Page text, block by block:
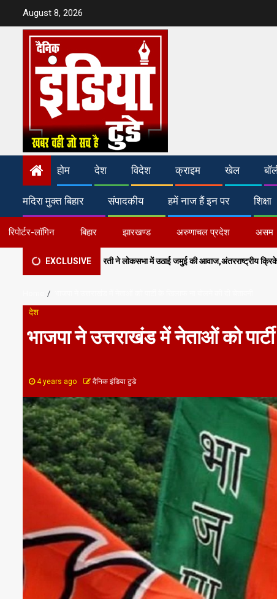
content
August 8, 2026
होम देश विदेश क्राइम खेल
मदिरा मुक्त बिहार संपादकीय हमें नाज हैं इन पर शिक्षा
रिपोर्टर-लॉगिन बिहार झारखण्ड अरुणाचल प्रदेश असम
EXCLUSIVE
भारती ने लोकसभा में उठाई जमुई की आवाज,अंतरराष्ट्रीय क्रिकेट स्टेडियम और मल्टी-
देश
भाजपा ने उत्तराखंड में नेताओं को
4 years ago दैनिक इंडिया टुडे